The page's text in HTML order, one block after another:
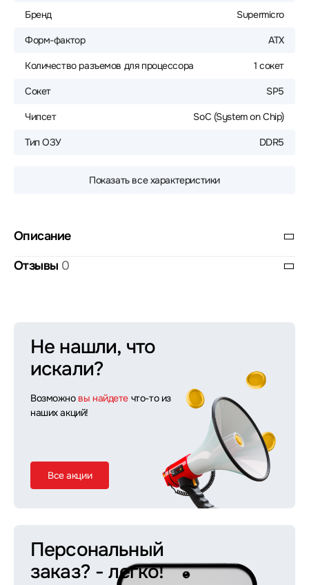
Бренд Supermicro
Форм-фактор ATX
Количество разъемов для процессора 1 сокет
Сокет SP5
Чипсет SoC (System on Chip)
Тип ОЗУ DDR5
Показать все характеристики
Описание
Отзывы 0
Не нашли, что
искали?
Возможно вы найдете что-то из
наших акций!
Все акции
Персональный
заказ? - легко!